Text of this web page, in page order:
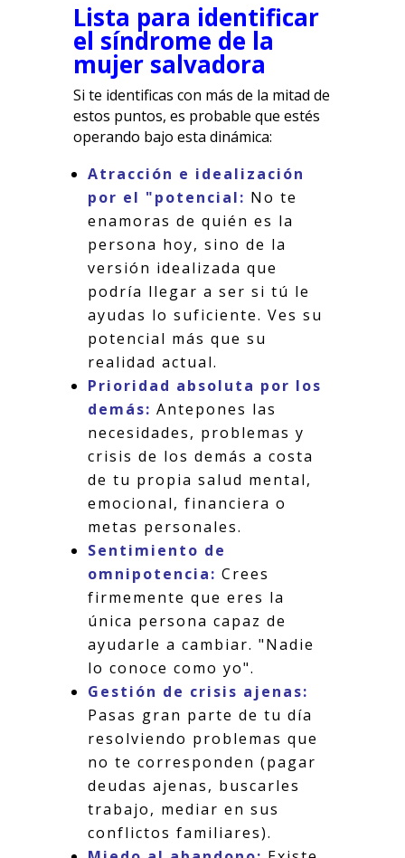
Lista para identificar
el síndrome de la
mujer salvadora
Si te identificas con más de la mitad de
estos puntos, es probable que estés
operando bajo esta dinámica:
Atracción e idealización
por el "potencial: No te
enamoras de quién es la
persona hoy, sino de la
versión idealizada que
podría llegar a ser si tú le
ayudas lo suficiente. Ves su
potencial más que su
realidad actual.
Prioridad absoluta por los
demás: Antepones las
necesidades, problemas y
crisis de los demás a costa
de tu propia salud mental,
emocional, financiera o
metas personales.
Sentimiento de
omnipotencia: Crees
firmemente que eres la
única persona capaz de
ayudarle a cambiar. "Nadie
lo conoce como yo".
Gestión de crisis ajenas:
Pasas gran parte de tu día
resolviendo problemas que
no te corresponden (pagar
deudas ajenas, buscarles
trabajo, mediar en sus
conflictos familiares).